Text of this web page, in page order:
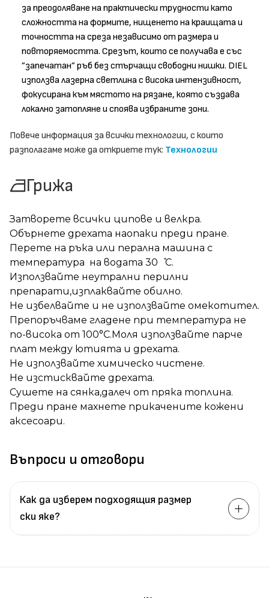
за преодоляване на практически трудности като
сложността на формите, нищенето на краищата и
точността на среза независимо от размера и
повторяемостта. Срезът, които се получава е със
”запечатан” ръб без стърчащи свободни нишки. DIEL
използва лазерна светлина с висока интензивност,
фокусирана към мястото на рязане, която създава
локално затопляне и споява избраните зони.
Повече информация за всички технологии, с които
разполагаме може да откриете тук: Технологии
Грижа
Затворете всички ципове и велкра.
Обърнете дрехата наопаки преди пране.
Перете на ръка или перална машина с
температура на водата 30 ̊С.
Използвайте неутрални перилни
препарати,изплаквайте обилно.
Не избелвайте и не използвайте омекотител.
Препоръчваме гладене при температура не
по-висока от 100°C.Моля използвайте парче
плат между ютията и дрехата.
Не използвайте химическо чистене.
Не изстисквайте дрехата.
Сушете на сянка,далеч от пряка топлина.
Преди пране махнете прикачените кожени
аксесоари.
Въпроси и отговори
Как да изберем подходящия размер
ски яке?
Измеретеобиколкатана талията.